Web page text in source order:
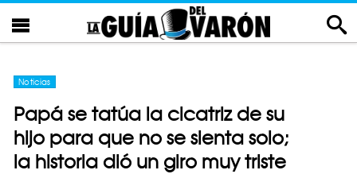
Noticias
Papá se tatúa la cicatriz de su
hijo para que no se sienta solo;
la historia dió un giro muy triste